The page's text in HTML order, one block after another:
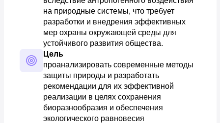
на природные системы, что требует
разработки и внедрения эффективных
мер охраны окружающей среды для
устойчивого развития общества.
Цель
проанализировать современные методы
защиты природы и разработать
рекомендации для их эффективной
реализации в целях сохранения
биоразнообразия и обеспечения
экологического равновесия